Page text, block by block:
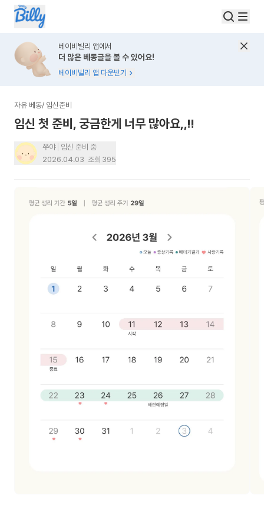
베이비빌리 앱에서
더 많은 베동글을 볼 수 있어요!
베이비빌리 앱 다운받기
자유 베동/ 임신준비
임신 첫 준비, 궁금한게 너무 많아요,,!!
쭈야
임신 준비 중
2026.04.03 조회 395